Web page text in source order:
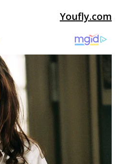
Youfly.com